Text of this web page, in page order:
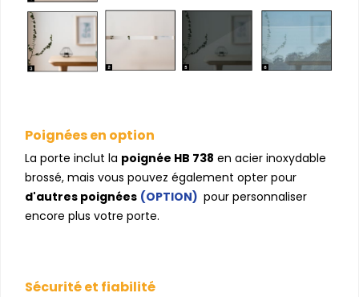
Poignées en option
La porte inclut la poignée HB 738 en acier inoxydable
brossé, mais vous pouvez également opter pour
d'autres poignées (OPTION) pour personnaliser
encore plus votre porte.
Sécurité et fiabilité